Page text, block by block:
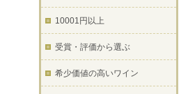
10001円以上
受賞・評価から選ぶ
希少価値の高いワイン